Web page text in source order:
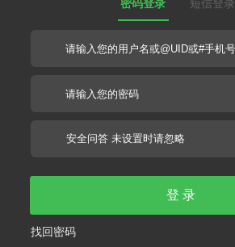
密码登录 短信登录
登 录
找回密码